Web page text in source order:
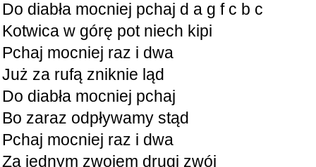
Do diabła mocniej pchaj d a g f c b c
Kotwica w górę pot niech kipi
Pchaj mocniej raz i dwa
Już za rufą zniknie ląd
Do diabła mocniej pchaj
Bo zaraz odpływamy stąd
Pchaj mocniej raz i dwa
Za jednym zwojem drugi zwój